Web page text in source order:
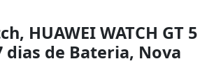
HUAWEI WATCH GT 5
dias de Bateria, Nova